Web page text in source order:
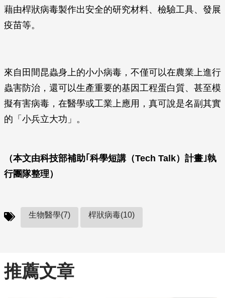
藉由桿狀病毒製作出安全的研究材料、檢驗工具、發展
疫苗等。
來自田間昆蟲身上的小小病毒，不僅可以在農業上進行
蟲害防治，還可以生產重要的基因工程蛋白質、甚至模
擬有害病毒，在醫學或工業上應用，真可說是名副其實
的「小兵立大功」。
（本文由科技部補助｢科學短講（Tech Talk）計畫｣執
行團隊整理）
生物醫學(7) 桿狀病毒(10)
推薦文章